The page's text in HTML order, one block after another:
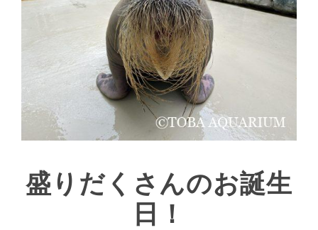
盛りだくさんのお誕生
日！